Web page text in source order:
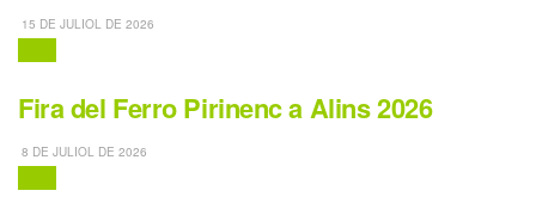
15 DE JULIOL DE 2026
Fira del Ferro Pirinenc a Alins 2026
8 DE JULIOL DE 2026